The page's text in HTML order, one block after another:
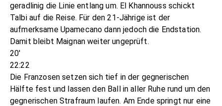
geradlinig die Linie entlang um. El Khannouss schickt
Talbi auf die Reise. Für den 21-Jährige ist der
aufmerksame Upamecano dann jedoch die Endstation.
Damit bleibt Maignan weiter ungeprüft.
20'
22:22
Die Franzosen setzen sich tief in der gegnerischen
Hälfte fest und lassen den Ball in aller Ruhe rund um den
gegnerischen Strafraum laufen. Am Ende springt nur eine